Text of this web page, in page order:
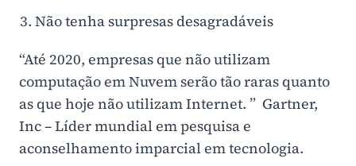
Não tenha surpresas desagradáveis
“Até 2020, empresas que não utilizam
computação em Nuvem serão tão raras quanto
as que hoje não utilizam Internet. ” Gartner,
Inc – Líder mundial em pesquisa e
aconselhamento imparcial em tecnologia.